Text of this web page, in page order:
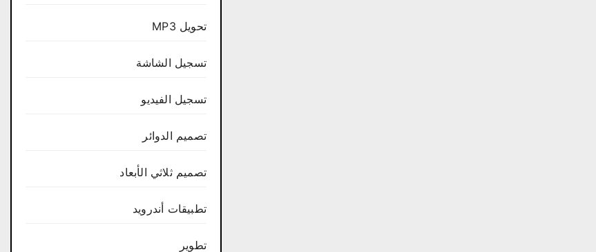
تحويل MP3
تسجيل الشاشة
تسجيل الفيديو
تصميم الدوائر
تصميم ثلاثي الأبعاد
تطبيقات أندرويد
تطوير